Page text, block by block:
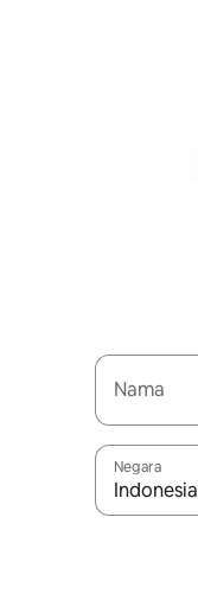
Nama
Negara
Indonesia